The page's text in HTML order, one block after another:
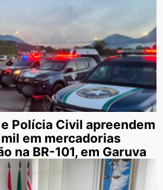
Polícia Civil apreendem
em mercadorias
na BR-101, em Garuva